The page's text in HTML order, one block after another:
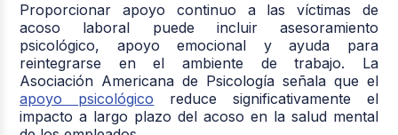
Proporcionar apoyo continuo a las víctimas de
acoso laboral puede incluir asesoramiento
psicológico, apoyo emocional y ayuda para
reintegrarse en el ambiente de trabajo. La
Asociación Americana de Psicología señala que el
apoyo psicológico reduce significativamente el
impacto a largo plazo del acoso en la salud mental